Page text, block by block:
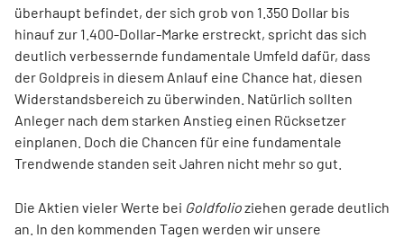
überhaupt befindet, der sich grob von 1.350 Dollar bis
hinauf zur 1.400-Dollar-Marke erstreckt, spricht das sich
deutlich verbessernde fundamentale Umfeld dafür, dass
der Goldpreis in diesem Anlauf eine Chance hat, diesen
Widerstandsbereich zu überwinden. Natürlich sollten
Anleger nach dem starken Anstieg einen Rücksetzer
einplanen. Doch die Chancen für eine fundamentale
Trendwende standen seit Jahren nicht mehr so gut.
Die Aktien vieler Werte bei Goldfolioziehen gerade deutlich
an. In den kommenden Tagen werden wir unsere